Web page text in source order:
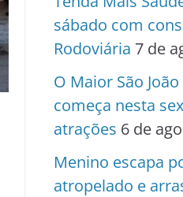
sábado com
Rodoviária 7 de
O Maior São
começa nesta
atrações 6 de
Menino escapa
atropelado e